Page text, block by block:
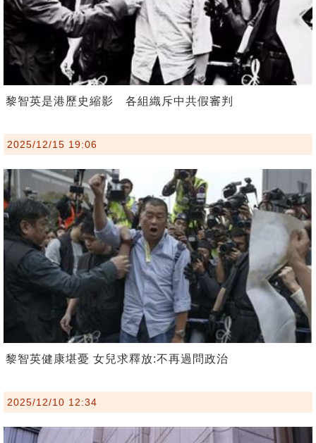
黎智英是港歷史縮影 各組織斥中共假審判
2025/12/15 19:06
黎智英健康堪憂 女兒求釋放:不再過問政治
2025/12/10 12:34